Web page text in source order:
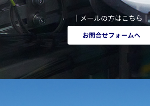
｜メールの方はこちら｜
お問合せフォームへ